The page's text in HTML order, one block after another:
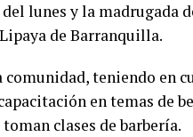
lunes y la madrugada
de Barranquilla.
teniendo en
en temas de
clases de barbería.